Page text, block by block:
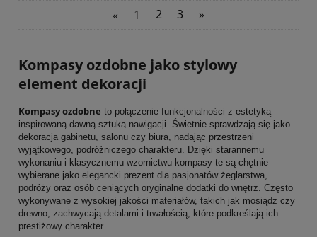
« 1 2 3 »
Kompasy ozdobne jako stylowy
element dekoracji
Kompasy ozdobne to połączenie funkcjonalności z estetyką
inspirowaną dawną sztuką nawigacji. Świetnie sprawdzają się jako
dekoracja gabinetu, salonu czy biura, nadając przestrzeni
wyjątkowego, podróżniczego charakteru. Dzięki starannemu
wykonaniu i klasycznemu wzornictwu kompasy te są chętnie
wybierane jako elegancki prezent dla pasjonatów żeglarstwa,
podróży oraz osób ceniących oryginalne dodatki do wnętrz. Często
wykonywane z wysokiej jakości materiałów, takich jak mosiądz czy
drewno, zachwycają detalami i trwałością, które podkreślają ich
prestiżowy charakter.